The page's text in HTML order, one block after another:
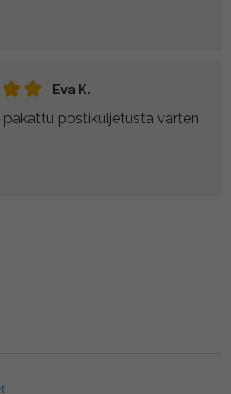
Eva K.
postikuljetusta varten